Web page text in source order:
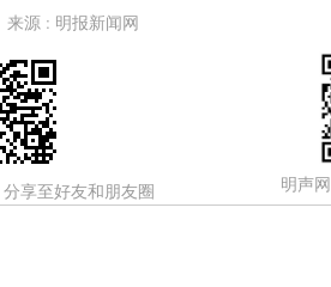
源 : 明报新闻网
享至好友和朋友圈 明声